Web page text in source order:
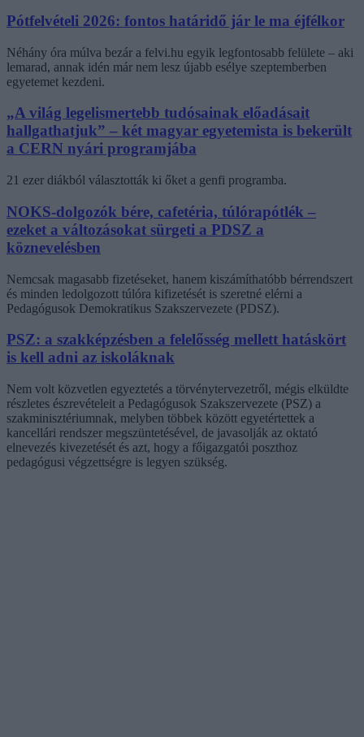
Pótfelvételi 2026: fontos határidő jár le ma éjfélkor
Néhány óra múlva bezár a felvi.hu egyik legfontosabb felülete – aki
lemarad, annak idén már nem lesz újabb esélye szeptemberben
egyetemet kezdeni.
„A világ legelismertebb tudósainak előadásait
hallgathatjuk” – két magyar egyetemista is bekerült
a CERN nyári programjába
21 ezer diákból választották ki őket a genfi programba.
NOKS-dolgozók bére, cafetéria, túlórapótlék –
ezeket a változásokat sürgeti a PDSZ a
köznevelésben
Nemcsak magasabb fizetéseket, hanem kiszámíthatóbb bérrendszert
és minden ledolgozott túlóra kifizetését is szeretné elérni a
Pedagógusok Demokratikus Szakszervezete (PDSZ).
PSZ: a szakképzésben a felelősség mellett hatáskört
is kell adni az iskoláknak
Nem volt közvetlen egyeztetés a törvénytervezetről, mégis elküldte
részletes észrevételeit a Pedagógusok Szakszervezete (PSZ) a
szakminisztériumnak, melyben többek között egyetértettek a
kancellári rendszer megszüntetésével, de javasolják az oktató
elnevezés kivezetését és azt, hogy a főigazgatói poszthoz
pedagógusi végzettségre is legyen szükség.